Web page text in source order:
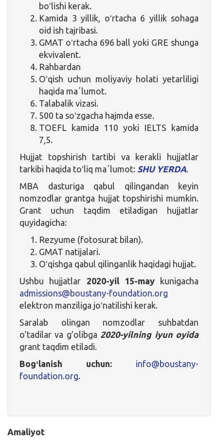
boʻlishi kerak.
Kamida 3 yillik, oʻrtacha 6 yillik sohaga
oid ish tajribasi.
GMAT oʻrtacha 696 ball yoki GRE shunga
ekvivalent.
Rahbardan
Oʻqish uchun moliyaviy holati yetarliligi
haqida maʼlumot.
Talabalik vizasi.
500 ta soʻzgacha hajmda esse.
TOEFL kamida 110 yoki IELTS kamida
7,5.
Hujjat topshirish tartibi va kerakli hujjatlar
tarkibi haqida toʻliq maʼlumot: SHU YERDA.
MBA dasturiga qabul qilingandan keyin
nomzodlar grantga hujjat topshirishi mumkin.
Grant uchun taqdim etiladigan hujjatlar
quyidagicha:
Rezyume (fotosurat bilan).
GMAT natijalari.
Oʻqishga qabul qilinganlik haqidagi hujjat.
Ushbu hujjatlar 2020-yil 15-may kunigacha
admissions@boustany-foundation.org
elektron manziliga joʻnatilishi kerak.
Saralab olingan nomzodlar suhbatdan
o’tadilar va g’olibga 2020-yilning iyun oyida
grant taqdim etiladi.
Bogʻlanish uchun:
info@boustany-
foundation.org.
Amaliyot